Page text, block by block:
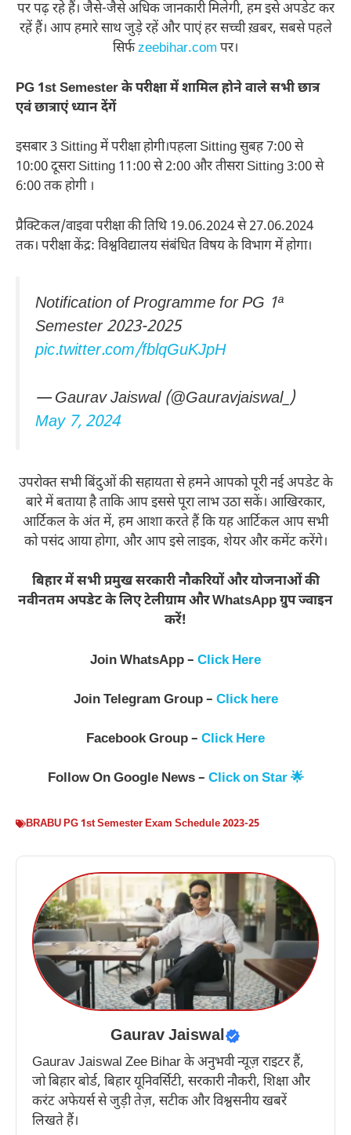
पर पढ़ रहे हैं। जैसे-जैसे अधिक जानकारी मिलेगी, हम इसे अपडेट कर
रहें हैं। आप हमारे साथ जुड़े रहें और पाएं हर सच्ची ख़बर, सबसे पहले
सिर्फzeebihar.com पर।
PG 1st Semester के परीक्षा में शामिल होने वाले सभी छात्र
एवं छात्राएं ध्यान देंगें
इसबार 3 Sitting में परीक्षा होगी।पहला Sitting सुबह 7:00 से
10:00 दूसरा Sitting 11:00 से 2:00 और तीसरा Sitting 3:00 से
6:00 तक होगी ।
प्रैक्टिकल/वाइवा परीक्षा की तिथि 19.06.2024 से 27.06.2024
तक। परीक्षा केंद्र: विश्वविद्यालय संबंधित विषय के विभाग में होगा।
Notification of Programme for PG 1ª
Semester 2023-2025
pic.twitter.com/fblqGuKJpH
— Gaurav Jaiswal (@Gauravjaiswal_)
May 7, 2024
उपरोक्त सभी बिंदुओं की सहायता से हमने आपको पूरी नई अपडेट के
बारे में बताया है ताकि आप इससे पूरा लाभ उठा सकें। आखिरकार,
आर्टिकल के अंत में, हम आशा करते हैं कि यह आर्टिकल आप सभी
को पसंद आया होगा, और आप इसे लाइक, शेयर और कमेंट करेंगे।
बिहार में सभी प्रमुख सरकारी नौकरियों और योजनाओं की
नवीनतम अपडेट के लिए टेलीग्राम और WhatsApp ग्रुप ज्वाइन
करें!
Join WhatsApp – Click Here
Join Telegram Group – Click here
Facebook Group – Click Here
Follow On Google News – Click on Star 🌟
BRABU PG 1st Semester Exam Schedule 2023-25
Gaurav Jaiswal
Gaurav Jaiswal Zee Bihar के अनुभवी न्यूज़ राइटर हैं,
जो बिहार बोर्ड, बिहार यूनिवर्सिटी, सरकारी नौकरी, शिक्षा और
करंट अफेयर्स से जुड़ी तेज़, सटीक और विश्वसनीय खबरें
लिखते हैं।